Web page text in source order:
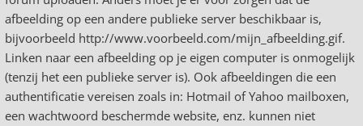
afbeelding op een andere publieke server beschikbaar is,
bijvoorbeeld http://www.voorbeeld.com/mijn_afbeelding.gif.
Linken naar een afbeelding op je eigen computer is onmogelijk
(tenzij het een publieke server is). Ook afbeeldingen die een
authentificatie vereisen zoals in: Hotmail of Yahoo mailboxen,
een wachtwoord beschermde website, enz. kunnen niet